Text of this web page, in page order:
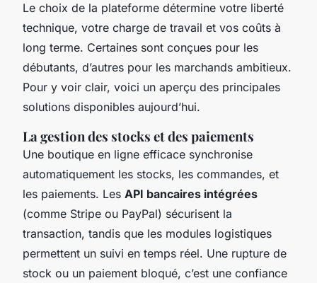
Le choix de la plateforme détermine votre liberté
technique, votre charge de travail et vos coûts à
long terme. Certaines sont conçues pour les
débutants, d’autres pour les marchands ambitieux.
Pour y voir clair, voici un aperçu des principales
solutions disponibles aujourd’hui.
La gestion des stocks et des paiements
Une boutique en ligne efficace synchronise
automatiquement les stocks, les commandes, et
les paiements. Les API bancaires intégrées
(comme Stripe ou PayPal) sécurisent la
transaction, tandis que les modules logistiques
permettent un suivi en temps réel. Une rupture de
stock ou un paiement bloqué, c’est une confiance